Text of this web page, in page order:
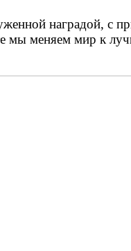
наградой, с
мы меняем мир к